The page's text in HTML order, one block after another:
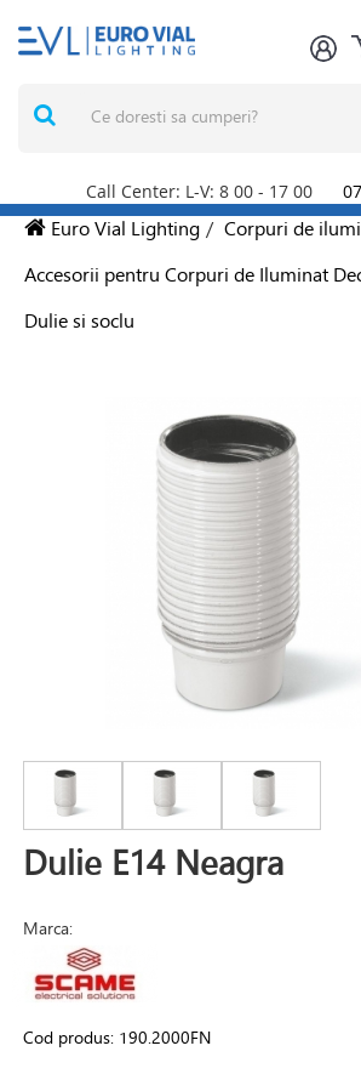
Call Center: L-V: 8 00 - 17 00
Euro Vial Lighting / Corpuri de
Accesorii pentru Corpuri de Iluminat
Dulie si soclu
Dulie E14 Neagra
Marca:
Cod produs: 190.2000FN